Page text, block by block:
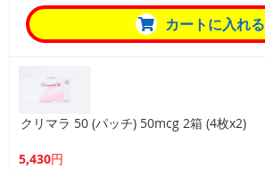
カートに入れる
クリマラ 50 (パッチ) 50mcg 2箱 (4枚x2)
5,430円